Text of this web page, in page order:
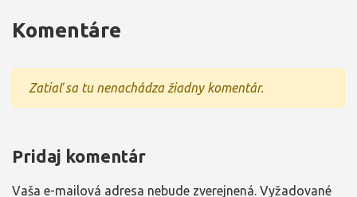
Komentáre
Zatiaľ sa tu nenachádza žiadny komentár.
Pridaj komentár
Vaša e-mailová adresa nebude zverejnená. Vyžadované